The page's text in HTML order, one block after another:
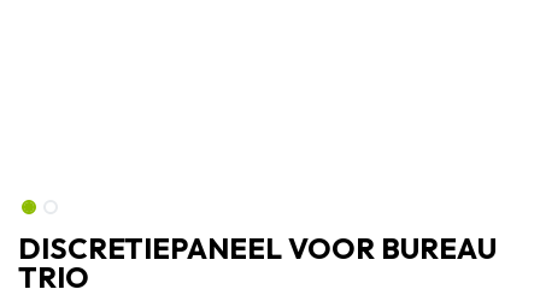
DISCRETIEPANEEL VOOR BUREAU
TRIO